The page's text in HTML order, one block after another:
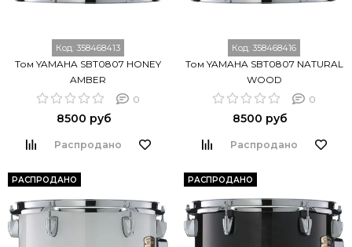
Код: 358468413
Том YAMAHA SBT0807 HONEY
AMBER
0
8500 руб
Распродано
Код: 358468416
Том YAMAHA SBT0807 NATURAL
WOOD
0
8500 руб
Распродано
РАСПРОДАНО РАСПРОДАНО